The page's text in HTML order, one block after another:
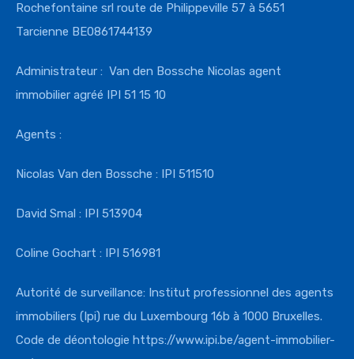
Rochefontaine srl route de Philippeville 57 à 5651
Tarcienne BE0861744139
Administrateur : Van den Bossche Nicolas agent
immobilier agréé IPI 51 15 10
Agents :
Nicolas Van den Bossche : IPI 511510
David Smal : IPI 513904
Coline Gochart : IPI 516981
Autorité de surveillance: Institut professionnel des agents
immobiliers (Ipi) rue du Luxembourg 16b à 1000 Bruxelles.
Code de déontologie https://www.ipi.be/agent-immobilier-